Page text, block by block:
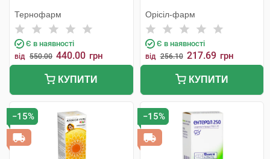
Тернофарм
Є в наявності
від 550.00 440.00 грн
КУПИТИ
Орісіл-фарм
Є в наявності
від 256.10 217.69 грн
КУПИТИ
−15% −15%